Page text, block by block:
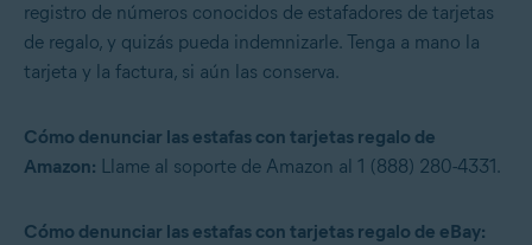
registro de números conocidos de estafadores de tarjetas
de regalo, y quizás pueda indemnizarle. Tenga a mano la
tarjeta y la factura, si aún las conserva.
Cómo denunciar las estafas con tarjetas regalo de
Amazon: Llame al soporte de Amazon al 1 (888) 280-4331.
Cómo denunciar las estafas con tarjetas regalo de eBay: